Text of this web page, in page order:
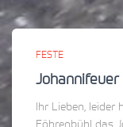
FESTE
Johannifeuer
Ihr Lieben, leider